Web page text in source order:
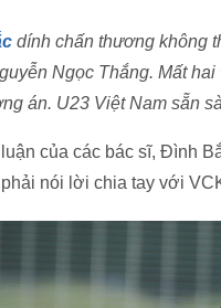
dính chấn thương không
Ngọc Thắng. Mất
án. U23 Việt Nam sẵn
của các bác sĩ, Đình
nói lời chia tay với